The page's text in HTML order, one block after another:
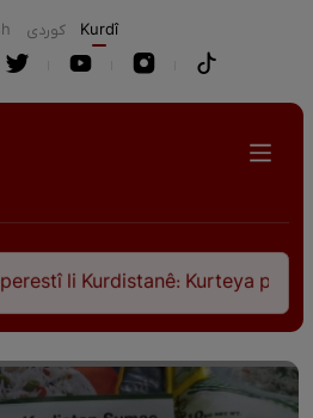
كوردی Kurdî
Kurteya pêşveçûna